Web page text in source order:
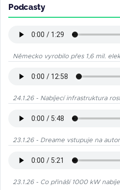
Podcasty
Německo vyrobilo přes 1,6 mil.
24.1.26 - Nabíjecí infrastruktura
23.1.26 - Dreame vstupuje na
23.1.26 - Co přináší 1000 kW